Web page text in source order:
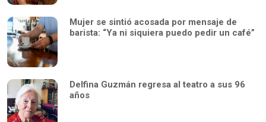
Mujer se sintió acosada por mensaje de
barista: “Ya ni siquiera puedo pedir un café”
Delfina Guzmán regresa al teatro a sus 96
años